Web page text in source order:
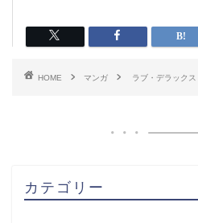
HOME マンガ ラブ・デラックス
カテゴリー